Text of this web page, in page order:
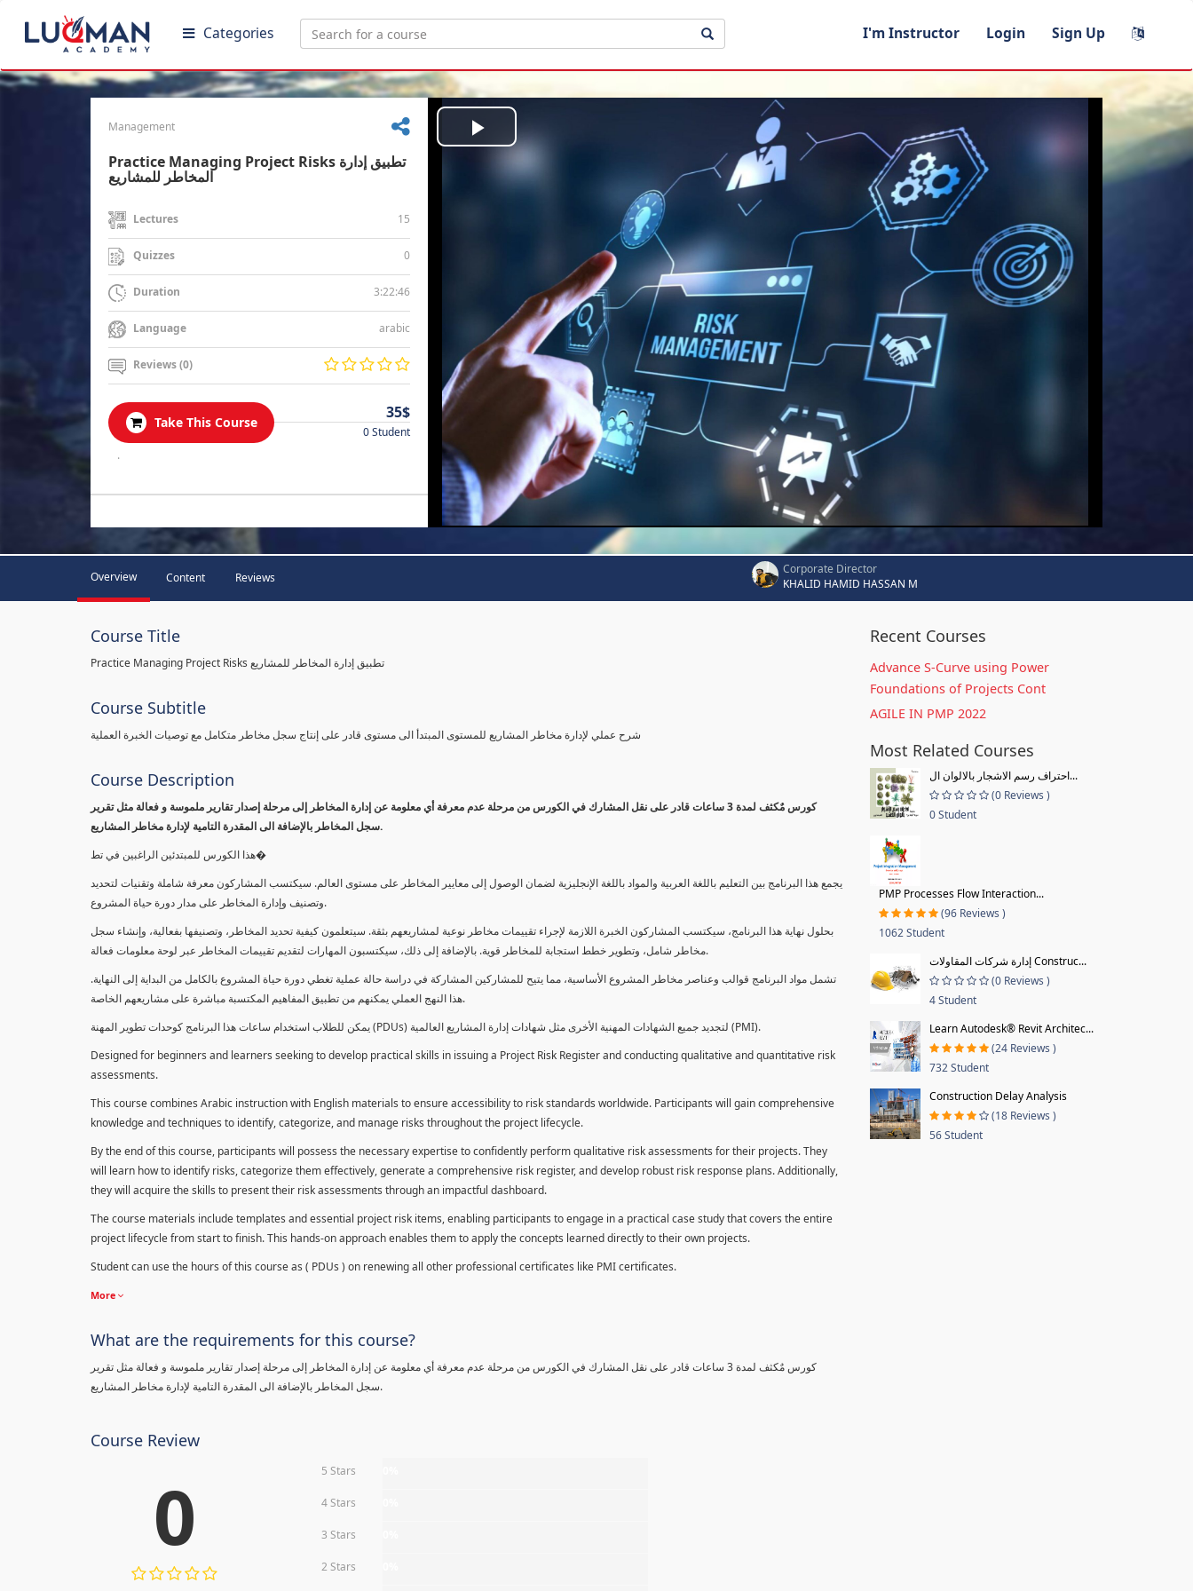
Categories I'm Instructor Login Sign Up
Management
Practice Managing Project Risks تطبيق إدارة
المخاطر للمشاريع
Lectures 15
Quizzes 0
Duration 3:22:46
Language arabic
Reviews (0)
Take This Course
35$
0 Student
.
Play
Video
Overview Content Reviews
Corporate Director
KHALID HAMID HASSAN M
Course Title
Practice Managing Project Risks تطبيق إدارة المخاطر للمشاريع
Course Subtitle
شرح عملي لإدارة مخاطر المشاريع للمستوى المبتدأ الى مستوى قادر على إنتاج سجل مخاطر متكامل مع توصيات الخبرة العملية
Course Description
كورس مٌكثف لمدة 3 ساعات قادر على نقل المشارك في الكورس من مرحلة عدم معرفة أي معلومة عن إدارة المخاطر إلى مرحلة إصدار تقارير ملموسة و فعالة مثل تقرير
سجل المخاطر بالإضافة الى المقدرة التامية لإدارة مخاطر المشاريع.
هذا الكورس للمبتدئين الراغبين في تط�
يجمع هذا البرنامج بين التعليم باللغة العربية والمواد باللغة الإنجليزية لضمان الوصول إلى معايير المخاطر على مستوى العالم. سيكتسب المشاركون معرفة شاملة وتقنيات لتحديد
وتصنيف وإدارة المخاطر على مدار دورة حياة المشروع.
بحلول نهاية هذا البرنامج، سيكتسب المشاركون الخبرة اللازمة لإجراء تقييمات مخاطر نوعية لمشاريعهم بثقة. سيتعلمون كيفية تحديد المخاطر، وتصنيفها بفعالية، وإنشاء سجل
مخاطر شامل، وتطوير خطط استجابة للمخاطر قوية. بالإضافة إلى ذلك، سيكتسبون المهارات لتقديم تقييمات المخاطر عبر لوحة معلومات فعالة.
تشمل مواد البرنامج قوالب وعناصر مخاطر المشروع الأساسية، مما يتيح للمشاركين المشاركة في دراسة حالة عملية تغطي دورة حياة المشروع بالكامل من البداية إلى النهاية.
هذا النهج العملي يمكنهم من تطبيق المفاهيم المكتسبة مباشرة على مشاريعهم الخاصة.
يمكن للطلاب استخدام ساعات هذا البرنامج كوحدات تطوير المهنة (PDUs) لتجديد جميع الشهادات المهنية الأخرى مثل شهادات إدارة المشاريع العالمية (PMI).
Designed for beginners and learners seeking to develop practical skills in issuing a Project Risk Register and conducting qualitative and quantitative risk
assessments.
This course combines Arabic instruction with English materials to ensure accessibility to risk standards worldwide. Participants will gain comprehensive
knowledge and techniques to identify, categorize, and manage risks throughout the project lifecycle.
By the end of this course, participants will possess the necessary expertise to confidently perform qualitative risk assessments for their projects. They
will learn how to identify risks, categorize them effectively, generate a comprehensive risk register, and develop robust risk response plans. Additionally,
they will acquire the skills to present their risk assessments through an impactful dashboard.
The course materials include templates and essential project risk items, enabling participants to engage in a practical case study that covers the entire
project lifecycle from start to finish. This hands-on approach enables them to apply the concepts learned directly to their own projects.
Student can use the hours of this course as ( PDUs ) on renewing all other professional certificates like PMI certificates.
More
What are the requirements for this course?
كورس مٌكثف لمدة 3 ساعات قادر على نقل المشارك في الكورس من مرحلة عدم معرفة أي معلومة عن إدارة المخاطر إلى مرحلة إصدار تقارير ملموسة و فعالة مثل تقرير
سجل المخاطر بالإضافة الى المقدرة التامية لإدارة مخاطر المشاريع.
Course Review
0 5 Stars
4 Stars
3 Stars
2 Stars
Recent Courses
Advance S-Curve using Power
Foundations of Projects Cont
AGILE IN PMP 2022
Most Related Courses
احتراف رسم الاشجار بالالوان ال...
(0 Reviews )
0 Student
PMP Processes Flow Interaction...
(96 Reviews )
1062 Student
إدارة شركات المقاولات Construc...
(0 Reviews )
4 Student
Learn Autodesk® Revit Architec...
(24 Reviews )
732 Student
Construction Delay Analysis
(18 Reviews )
56 Student